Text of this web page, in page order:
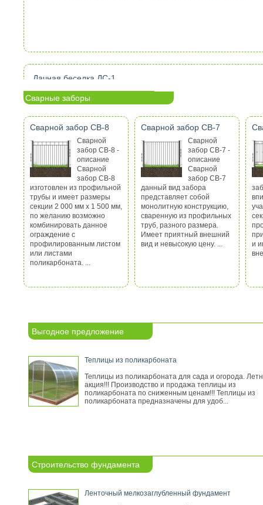
Дачная беседка ДС-1
Категория:Беседки Просмотров: 7352 Нет отзывов
Дачная беседка ДС-1 Идеальный вариант для
Сварные заборы
Сварной забор СВ-8
Сварной
забор СВ-8 -
описание
Сварной
забор СВ-8
изготовлен из профильной
трубы и имеет размеры
секции 2 000 мм х 1 500 мм,
по желанию возможно
комбинировать данное
ограждение с
профилированным листом
или листами
поликарбоната. ...
Сварной забор СВ-7
Сварной
забор СВ-7 -
описание
Сварной
забор СВ-7
данный вид забора
представляет собой
монолитную конструкцию,
сваренную из профильных
труб, разного размера.
Имеет приятный внешний
вид и невысокую цену. ...
и
Выгодное предложение
Теплицы из поликарбоната
Теплицы из поликарбоната для сада и огорода.
акция!!! Производство и продажа теплицы из
поликарбоната по сниженным ценам!!! Теплицы из
поликарбоната предназначены для удоб...
Строительство фундамента
Ленточный мелкозаглубленный фундамент